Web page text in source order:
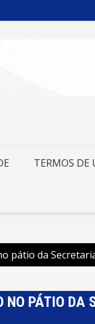
TERMOS DE
pátio da
PÁTIO DA